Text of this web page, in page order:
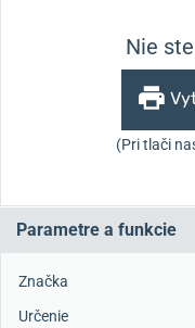
Nie
(Pri tlači
Parametre a funkcie
Značka
Určenie